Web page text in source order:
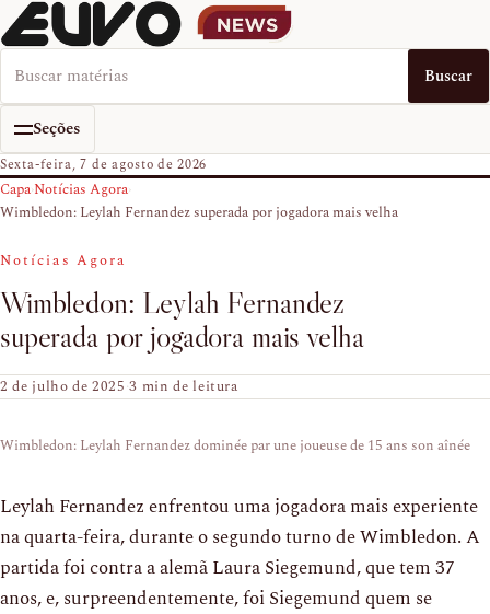
Buscar no EUVO News Buscar
Seções
Sexta-feira, 7 de agosto de 2026
Capa›Notícias Agora›
Wimbledon: Leylah Fernandez superada por jogadora mais velha
Notícias Agora
Wimbledon: Leylah Fernandez
superada por jogadora mais velha
2 de julho de 2025·3 min de leitura
Wimbledon: Leylah Fernandez dominée par une joueuse de 15 ans son aînée
Leylah Fernandez enfrentou uma jogadora mais experiente
na quarta-feira, durante o segundo turno de Wimbledon. A
partida foi contra a alemã Laura Siegemund, que tem 37
anos, e, surpreendentemente, foi Siegemund quem se